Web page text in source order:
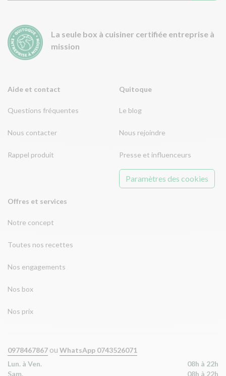
Aide et contact
Questions fréquentes
Nous contacter
Rappel produit
Offres et services
Notre concept
Toutes nos recettes
Nos engagements
Nos box
Nos prix
Quitoque
Le blog
Nous rejoindre
Presse et influenceurs
Paramètres des cookies
La seule box à cuisiner certifiée entreprise à
mission
0978467867 ou WhatsApp 0743526071
Lun. à Ven.
08h à 22h
Sam.
08h à 22h